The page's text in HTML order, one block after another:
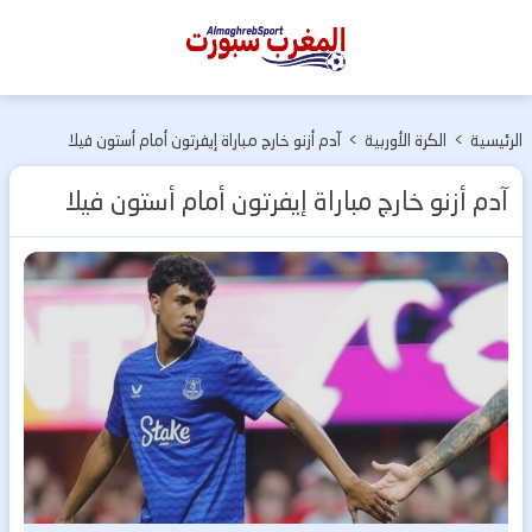
المغرب
الرئيسية > الكرة الأوربية > آدم أزنو خارج مباراة إيفرتون أمام أستون فيلا
آدم أزنو خارج مباراة إيفرتون أمام أستون فيلا